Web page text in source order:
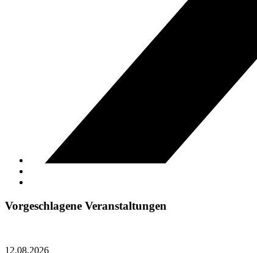
Vorgeschlagene Veranstaltungen
12.08.2026